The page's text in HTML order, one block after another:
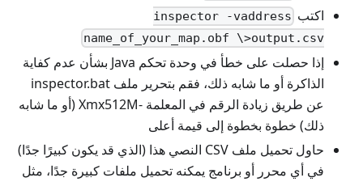
اكتب inspector -vaddress
name_of_your_map.obf \>output.csv
إذا حصلت على خطأ في وحدة تحكم Java بشأن عدم كفاية
الذاكرة أو ما شابه ذلك، فقم بتحرير ملف inspector.bat
عن طريق زيادة الرقم في المعلمة -Xmx512M (أو ما شابه
ذلك) خطوة بخطوة إلى قيمة أعلى
حاول تحميل ملف CSV النصي هذا (الذي قد يكون كبيرًا جدًا)
في أي محرر أو برنامج يمكنه تحميل ملفات كبيرة جدًا، مثل